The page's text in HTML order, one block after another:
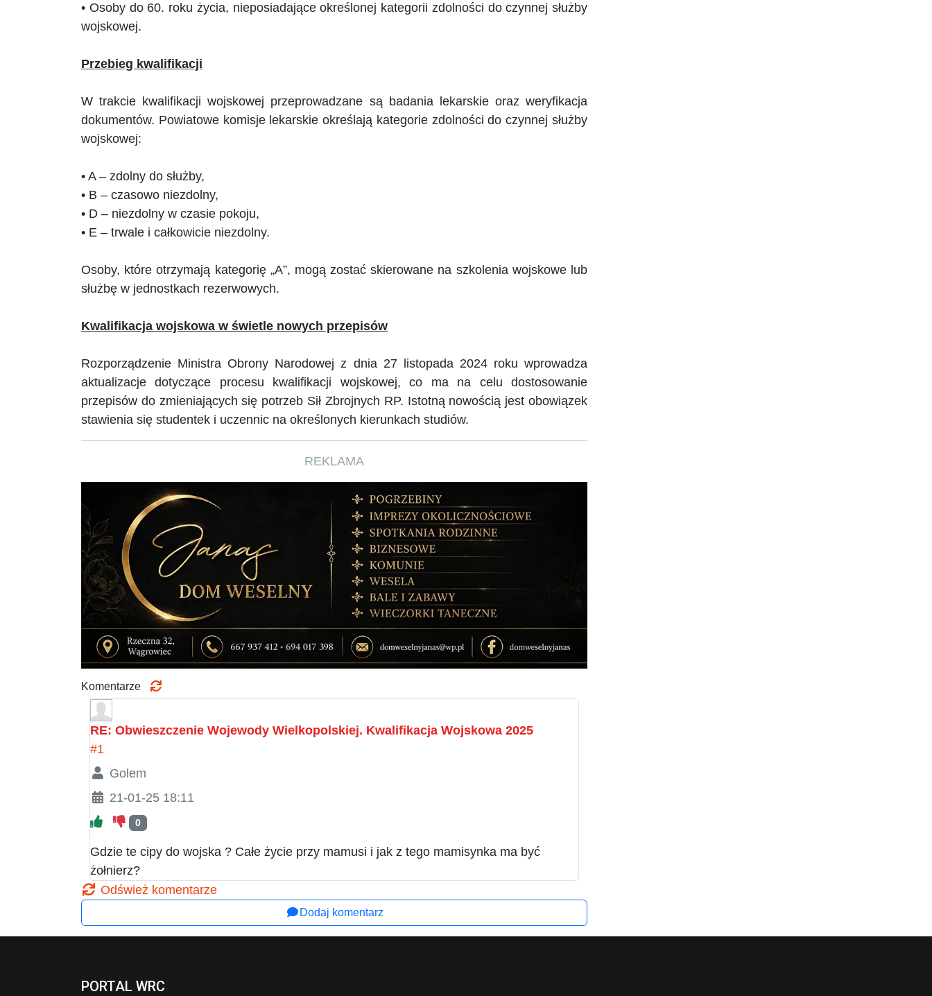
• Osoby do 60. roku życia, nieposiadające określonej kategorii zdolności do czynnej służby
wojskowej.
Przebieg kwalifikacji
W trakcie kwalifikacji wojskowej przeprowadzane są badania lekarskie oraz weryfikacja
dokumentów. Powiatowe komisje lekarskie określają kategorie zdolności do czynnej służby
wojskowej:
• A – zdolny do służby,
• B – czasowo niezdolny,
• D – niezdolny w czasie pokoju,
• E – trwale i całkowicie niezdolny.
Osoby, które otrzymają kategorię „A”, mogą zostać skierowane na szkolenia wojskowe lub
służbę w jednostkach rezerwowych.
Kwalifikacja wojskowa w świetle nowych przepisów
Rozporządzenie Ministra Obrony Narodowej z dnia 27 listopada 2024 roku wprowadza
aktualizacje dotyczące procesu kwalifikacji wojskowej, co ma na celu dostosowanie
przepisów do zmieniających się potrzeb Sił Zbrojnych RP. Istotną nowością jest obowiązek
stawienia się studentek i uczennic na określonych kierunkach studiów.
REKLAMA
Komentarze
RE: Obwieszczenie Wojewody Wielkopolskiej. Kwalifikacja Wojskowa 2025
#1
Golem
21-01-25 18:11
0
Gdzie te cipy do wojska ? Całe życie przy mamusi i jak z tego mamisynka ma być
żołnierz?
Odśwież komentarze
Dodaj komentarz
PORTAL WRC